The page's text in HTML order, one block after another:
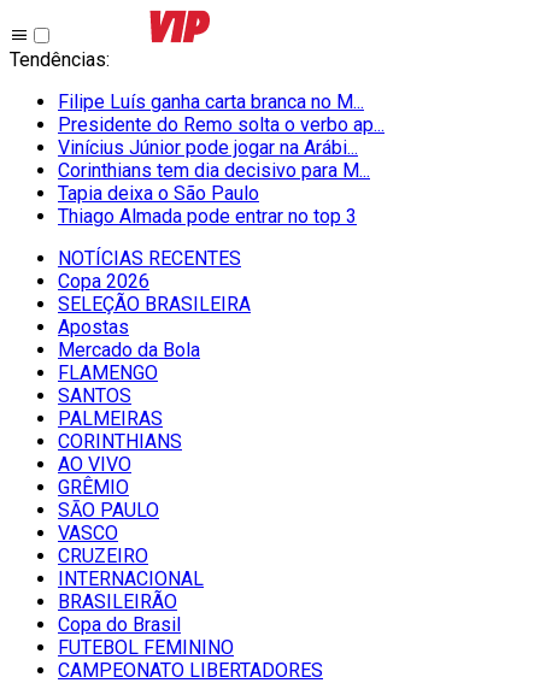
Tendências:
Filipe Luís ganha carta branca no M...
Presidente do Remo solta o verbo ap...
Vinícius Júnior pode jogar na Arábi...
Corinthians tem dia decisivo para M...
Tapia deixa o São Paulo
Thiago Almada pode entrar no top 3
NOTÍCIAS RECENTES
Copa 2026
SELEÇÃO BRASILEIRA
Apostas
Mercado da Bola
FLAMENGO
SANTOS
PALMEIRAS
CORINTHIANS
AO VIVO
GRÊMIO
SĀO PAULO
VASCO
CRUZEIRO
INTERNACIONAL
BRASILEIRÃO
Copa do Brasil
FUTEBOL FEMININO
CAMPEONATO LIBERTADORES